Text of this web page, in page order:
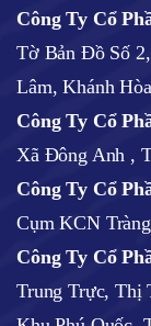
Công Ty Cổ
Tờ Bản Đồ Số
Lâm, Khánh
Công Ty Cổ
Xã Đông Anh ,
Công Ty Cổ
Cụm KCN
Công Ty Cổ
Trung Trực, Thị